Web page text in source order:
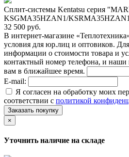
Сплит-системы Kentatsu серия
KSGMA35HZAN1/KSRMA35HZAN1
32 500 руб.
В интернет-магазине
условия для юр.лиц и оптовиков.
информации о стоимости товара и
контактный номер телефона, и наши
вам в ближайшее время.
E-mail:
Я согласен на обработку моих
соответствии с политикой
Заказать покупку
×
Уточнить наличие на складе